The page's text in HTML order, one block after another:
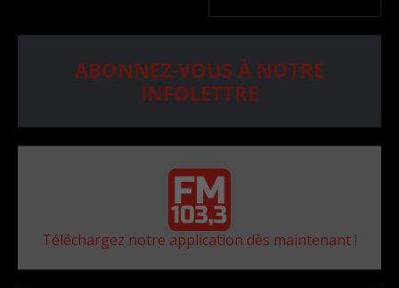
ABONNEZ-VOUS À NOTRE
INFOLETTRE
Téléchargez notre application dès maintenant !